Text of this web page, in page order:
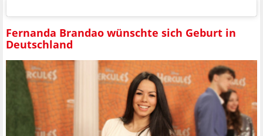
Fernanda Brandao wünschte sich Geburt in
Deutschland